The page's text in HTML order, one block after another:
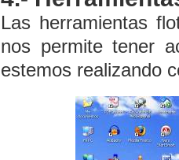
Las herramientas
nos permite tener
estemos realizando